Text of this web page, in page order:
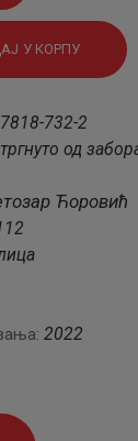
У КОРПУ
732-2
од
Ћоровић
2022